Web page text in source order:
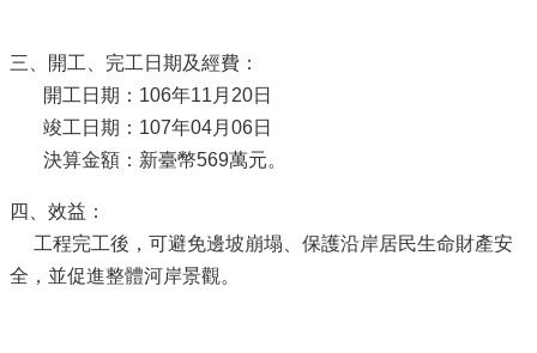
三、開工、完工日期及經費：
開工日期：106年11月20日
竣工日期：107年04月06日
決算金額：新臺幣569萬元。
四、效益：
工程完工後，可避免邊坡崩塌、保護沿岸居民生命財產安
全，並促進整體河岸景觀。